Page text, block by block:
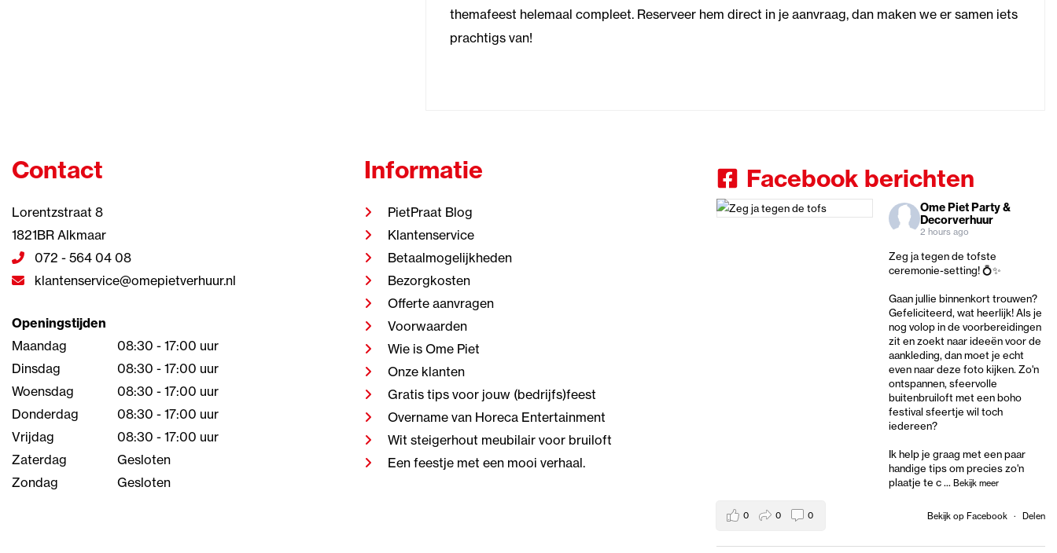
themafeest helemaal compleet. Reserveer hem direct in je aanvraag, dan maken we er samen iets
prachtigs van!
Contact
Lorentzstraat 8
1821BR Alkmaar
072 - 564 04 08
klantenservice@omepietverhuur.nl
Openingstijden
Maandag
08:30 - 17:00 uur
Dinsdag
08:30 - 17:00 uur
Woensdag
08:30 - 17:00 uur
Donderdag
08:30 - 17:00 uur
Vrijdag
08:30 - 17:00 uur
Zaterdag
Gesloten
Zondag
Gesloten
Informatie
PietPraat Blog
Klantenservice
Betaalmogelijkheden
Bezorgkosten
Offerte aanvragen
Voorwaarden
Wie is Ome Piet
Onze klanten
Gratis tips voor jouw (bedrijfs)feest
Overname van Horeca Entertainment
Wit steigerhout meubilair voor bruiloft
Een feestje met een mooi verhaal.
Facebook berichten
Ome Piet Party &
Decorverhuur
2 hours ago
Zeg ja tegen de tofste
ceremonie-setting! 💍✨
Gaan jullie binnenkort trouwen?
Gefeliciteerd, wat heerlijk! Als je
nog volop in de voorbereidingen
zit en zoekt naar ideeën voor de
aankleding, dan moet je echt
even naar deze foto kijken. Zo'n
ontspannen, sfeervolle
buitenbruiloft met een boho
festival sfeertje wil toch
iedereen?
Ik help je graag met een paar
handige tips om precies zo'n
plaatje te c... Bekijk meer
Bekijk op Facebook · Delen
0 0 0